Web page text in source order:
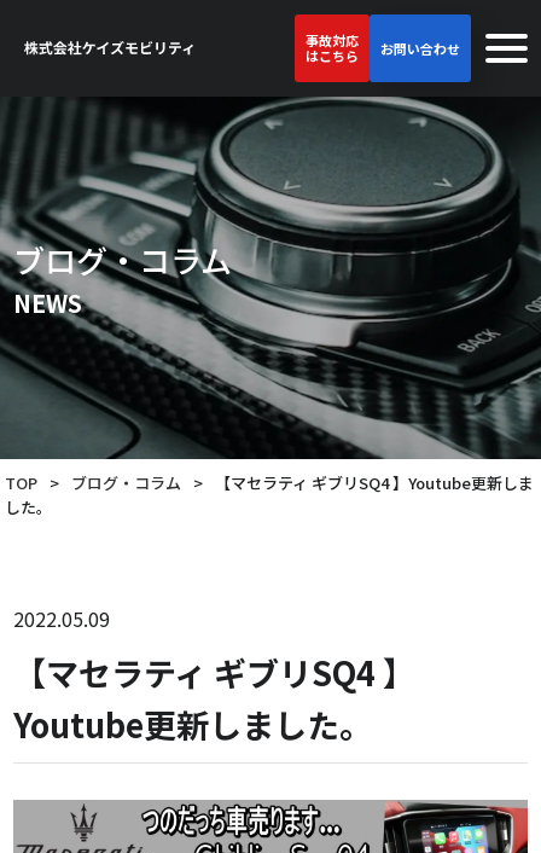
事故対応
はこちら
お問い合わせ
ブログ・コラム
NEWS
TOP > ブログ・コラム >
【マセラティ ギブリSQ4 】Youtube更新しま
した。
2022.05.09
【マセラティ ギブリSQ4 】
Youtube更新しました。